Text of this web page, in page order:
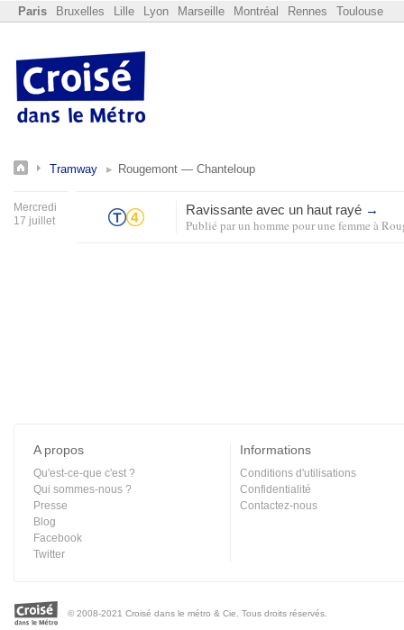
Paris Bruxelles Lille Lyon Marseille Montréal Rennes Toulouse
Tramway Rougemont — Chanteloup
Mercredi
17 juillet
Ravissante avec un haut rayé →
Publié parun homme pour une femme à
A propos
Qu'est-ce-que c'est ?
Qui sommes-nous ?
Presse
Blog
Facebook
Twitter
Informations
Conditions d'utilisations
Confidentialité
Contactez-nous
© 2008-2021 Croisé dans le métro & Cie. Tous droits réservés.